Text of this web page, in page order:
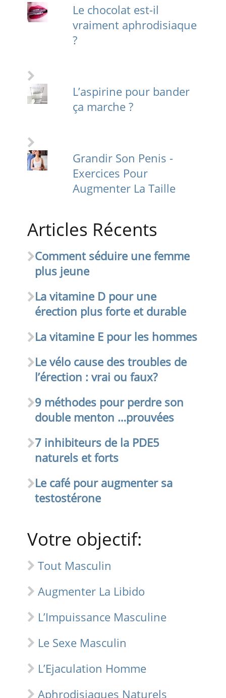
Le chocolat est-il
vraiment aphrodisiaque
?
L’aspirine pour bander
ça marche ?
Grandir Son Penis -
Exercices Pour
Augmenter La Taille
Articles Récents
Comment séduire une femme
plus jeune
La vitamine D pour une
érection plus forte et durable
La vitamine E pour les hommes
Le vélo cause des troubles de
l’érection : vrai ou faux?
9 méthodes pour perdre son
double menton …prouvées
7 inhibiteurs de la PDE5
naturels et forts
Le café pour augmenter sa
testostérone
Votre objectif:
Tout Masculin
Augmenter La Libido
L’Impuissance Masculine
Le Sexe Masculin
L’Ejaculation Homme
Aphrodisiaques Naturels